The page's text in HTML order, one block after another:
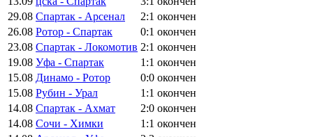
29.08 Спартак - Арсенал 2:1 окончен
26.08 Ротор - Спартак 0:1 окончен
23.08 Спартак - Локомотив 2:1 окончен
19.08 Уфа - Спартак 1:1 окончен
15.08 Динамо - Ротор 0:0 окончен
15.08 Рубин - Урал 1:1 окончен
14.08 Спартак - Ахмат 2:0 окончен
14.08 Сочи - Химки 1:1 окончен